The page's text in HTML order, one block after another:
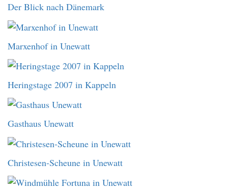
Der Blick nach Dänemark
Marxenhof in Unewatt
Heringstage 2007 in Kappeln
Gasthaus Unewatt
Christesen-Scheune in Unewatt